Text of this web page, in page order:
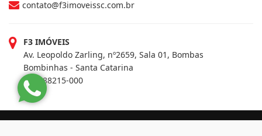
contato@f3imoveissc.com.br
F3 IMÓVEIS
Av. Leopoldo Zarling, nº2659, Sala 01, Bombas